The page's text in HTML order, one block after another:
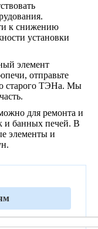
к снижению
установки
элемент
отправьте
старого ТЭНа. Мы
для ремонта и
и банных печей. В
элементы и